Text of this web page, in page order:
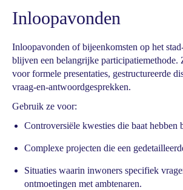
Inloopavonden
Inloopavonden of bijeenkomsten op het
blijven een belangrijke participatiemethode.
voor formele presentaties, gestructureerde
vraag-en-antwoordgesprekken.
Gebruik ze voor:
Controversiële kwesties die baat hebben
Complexe projecten die een
Situaties waarin inwoners specifiek
ontmoetingen met ambtenaren.